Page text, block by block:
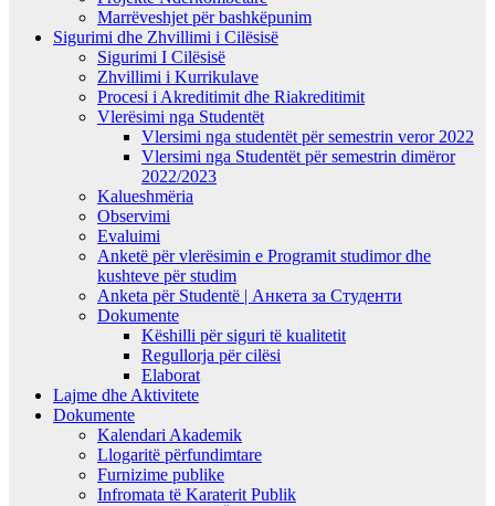
Marrëveshjet për bashkëpunim
Sigurimi dhe Zhvillimi i Cilësisë
Sigurimi I Cilësisë
Zhvillimi i Kurrikulave
Procesi i Akreditimit dhe Riakreditimit
Vlerësimi nga Studentët
Vlersimi nga studentët për semestrin veror 2022
Vlersimi nga Studentët për semestrin dimëror
2022/2023
Kalueshmëria
Observimi
Evaluimi
Anketë për vlerësimin e Programit studimor dhe
kushteve për studim
Anketa për Studentë | Анкета за Студенти
Dokumente
Këshilli për siguri të kualitetit
Regullorja për cilësi
Elaborat
Lajme dhe Aktivitete
Dokumente
Kalendari Akademik
Llogaritë përfundimtare
Furnizime publike
Infromata të Karaterit Publik